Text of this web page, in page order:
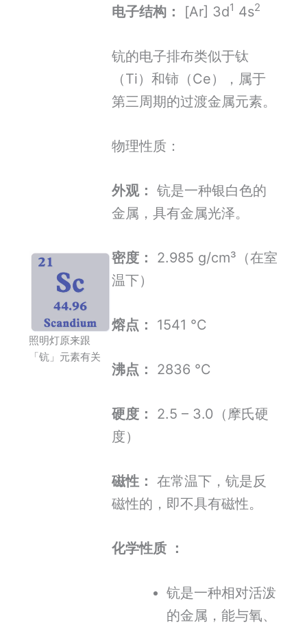
照明灯原来跟
「钪」元素有关
电子结构： [Ar] 3d1 4s2
钪的电子排布类似于钛
（Ti）和铈（Ce），属于
第三周期的过渡金属元素。
物理性质：
外观： 钪是一种银白色的
金属，具有金属光泽。
密度：
2.985 g/cm³（在室
温下）
熔点： 1541 °C
沸点： 2836 °C
硬度：
2.5 – 3.0（摩氏硬
度）
磁性： 在常温下，钪是反
磁性的，即不具有磁性。
化学性质 ：
钪是一种相对活泼
的金属，能与氧、